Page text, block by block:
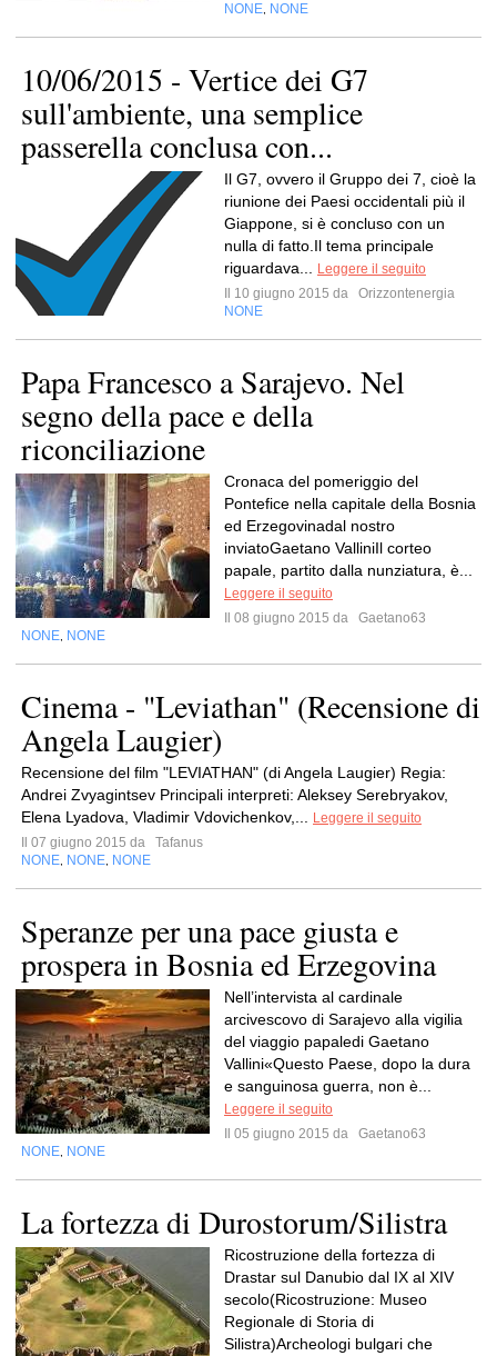
NONE NONE
10/06/2015 - Vertice dei G7
sull'ambiente, una semplice
passerella conclusa con...
Il G7, ovvero il Gruppo dei 7, cioè la
riunione dei Paesi occidentali più il
Giappone, si è concluso con un
nulla di fatto.Il tema principale
riguardava...
Leggere il seguito
Il 10 giugno 2015 da
Orizzontenergia
NONE
Papa Francesco a Sarajevo. Nel
segno della pace e della
riconciliazione
Cronaca del pomeriggio del
Pontefice nella capitale della Bosnia
ed Erzegovinadal nostro
inviatoGaetano ValliniIl corteo
papale, partito dalla nunziatura, è...
Leggere il seguito
Il 08 giugno 2015 da
Gaetano63
NONE NONE
Cinema - "Leviathan" (Recensione di
Angela Laugier)
Recensione del film "LEVIATHAN" (di Angela Laugier) Regia:
Andrei Zvyagintsev Principali interpreti: Aleksey Serebryakov,
Elena Lyadova, Vladimir Vdovichenkov,...
Leggere il seguito
Il 07 giugno 2015 da
Tafanus
NONE NONE NONE
Speranze per una pace giusta e
prospera in Bosnia ed Erzegovina
Nell’intervista al cardinale
arcivescovo di Sarajevo alla vigilia
del viaggio papaledi Gaetano
Vallini«Questo Paese, dopo la dura
e sanguinosa guerra, non è...
Leggere il seguito
Il 05 giugno 2015 da
Gaetano63
NONE NONE
La fortezza di Durostorum/Silistra
Ricostruzione della fortezza di
Drastar sul Danubio dal IX al XIV
secolo(Ricostruzione: Museo
Regionale di Storia di
Silistra)Archeologi bulgari che